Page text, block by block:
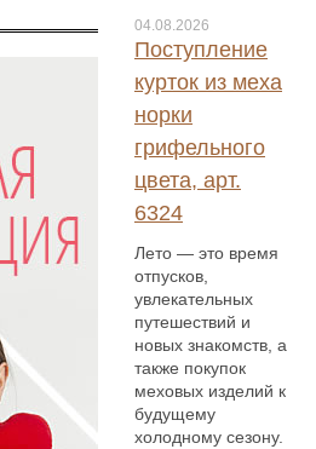
04.08.2026
Поступление
курток из меха
норки
грифельного
цвета, арт.
6324
Лето — это время
отпусков,
увлекательных
путешествий и
новых знакомств, а
также покупок
меховых изделий к
будущему
холодному сезону.